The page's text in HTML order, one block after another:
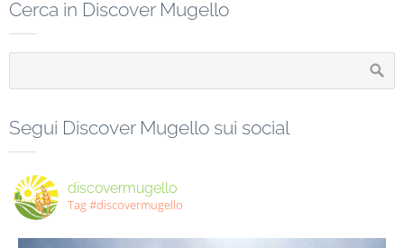
Cerca in Discover Mugello
Segui Discover Mugello sui social
discovermugello
Tag #discovermugello